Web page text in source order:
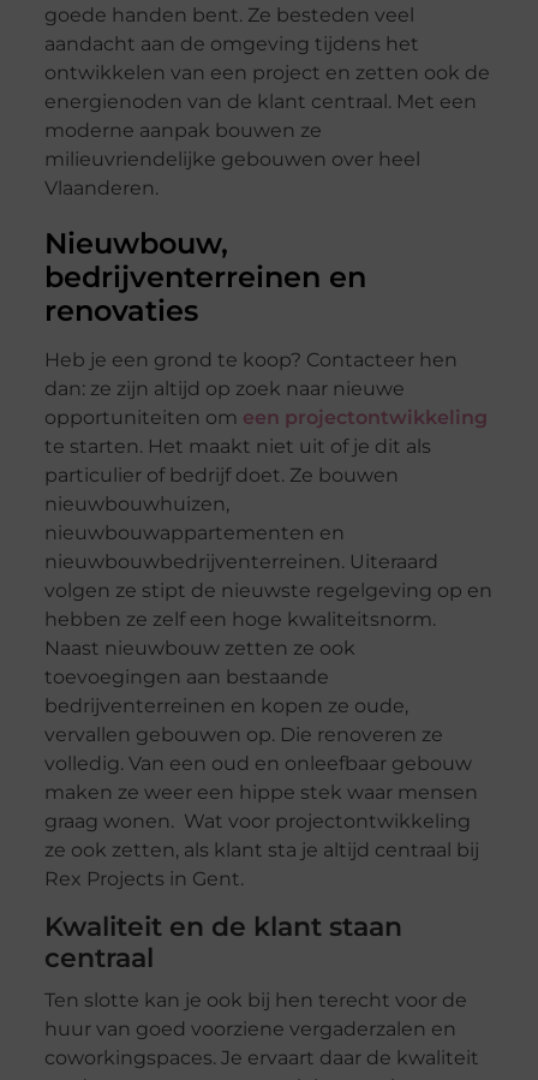
goede handen bent. Ze besteden veel
aandacht aan de omgeving tijdens het
ontwikkelen van een project en zetten ook de
energienoden van de klant centraal. Met een
moderne aanpak bouwen ze
milieuvriendelijke gebouwen over heel
Vlaanderen.
Nieuwbouw,
bedrijventerreinen en
renovaties
Heb je een grond te koop? Contacteer hen
dan: ze zijn altijd op zoek naar nieuwe
opportuniteiten om een projectontwikkeling
te starten. Het maakt niet uit of je dit als
particulier of bedrijf doet. Ze bouwen
nieuwbouwhuizen,
nieuwbouwappartementen en
nieuwbouwbedrijventerreinen. Uiteraard
volgen ze stipt de nieuwste regelgeving op en
hebben ze zelf een hoge kwaliteitsnorm.
Naast nieuwbouw zetten ze ook
toevoegingen aan bestaande
bedrijventerreinen en kopen ze oude,
vervallen gebouwen op. Die renoveren ze
volledig. Van een oud en onleefbaar gebouw
maken ze weer een hippe stek waar mensen
graag wonen. Wat voor projectontwikkeling
ze ook zetten, als klant sta je altijd centraal bij
Rex Projects in Gent.
Kwaliteit en de klant staan
centraal
Ten slotte kan je ook bij hen terecht voor de
huur van goed voorziene vergaderzalen en
coworkingspaces. Je ervaart daar de kwaliteit